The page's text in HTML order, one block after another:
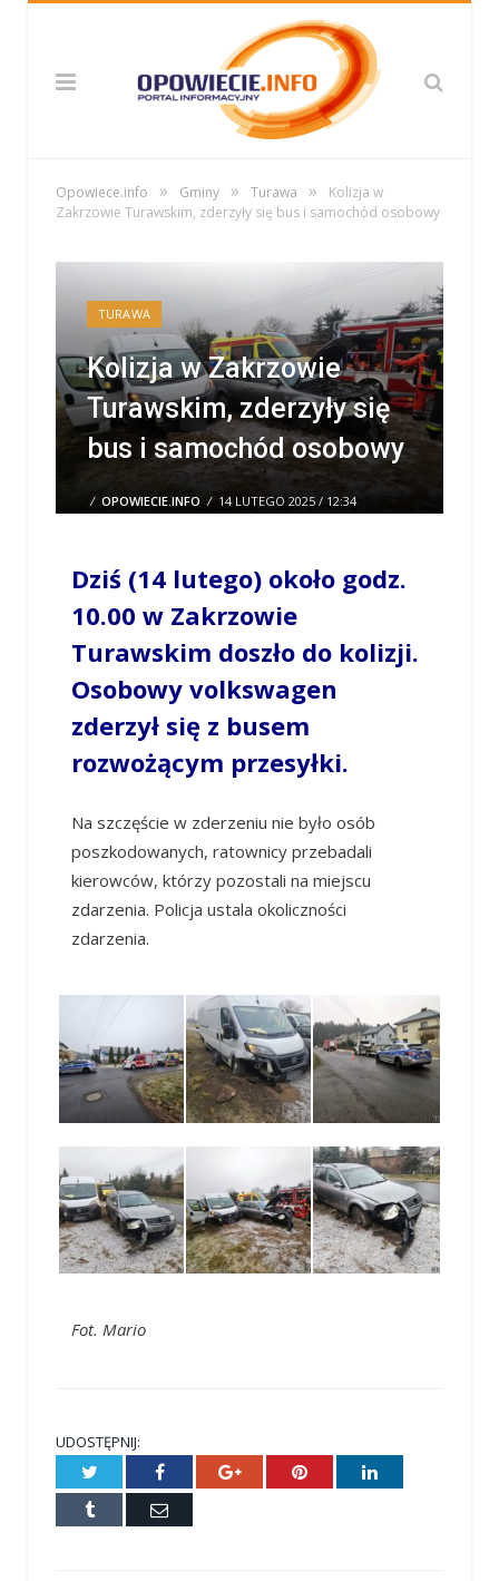
Opowiece.info » Gminy » Turawa »
Kolizja w
Zakrzowie Turawskim, zderzyły się bus i samochód osobowy
TURAWA
Kolizja w Zakrzowie
Turawskim, zderzyły się
bus i samochód osobowy
/ OPOWIECIE.INFO / 14 LUTEGO 2025 / 12:34
0 COMMENTS
Dziś (14 lutego) około godz.
10.00 w Zakrzowie
Turawskim doszło do kolizji.
Osobowy volkswagen
zderzył się z busem
rozwożącym przesyłki.
Na szczęście w zderzeniu nie było osób
poszkodowanych, ratownicy przebadali
kierowców, którzy pozostali na miejscu
zdarzenia. Policja ustala okoliczności
zdarzenia.
Fot. Mario
UDOSTĘPNIJ:
Twitter Facebook Google+ Pinterest LinkedIn
Tumblr
E-